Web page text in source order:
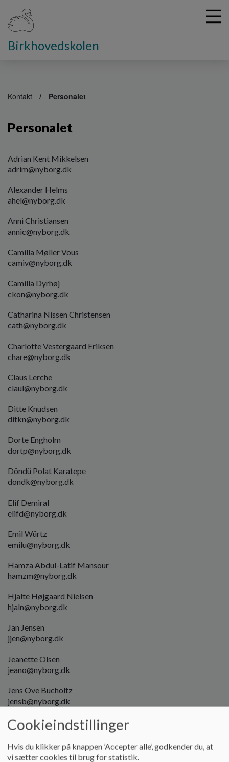
Birkhovedskolen
Kontakt Personalet
Personalet
Adrian Kent Mikkelsen
adrim@nyborg.dk
Alexander Helms
ahel@nyborg.dk
Anni Christiansen
annic@nyborg.dk
Camilla Møller Vous
camiv@nyborg.dk
Camilla Dyrhøj
ckon@nyborg.dk
Catharina Nissen Christensen
cath@nyborg.dk
Charlotte Vestergaard Eriksen
chare@nyborg.dk
Claus Lerche
claul@nyborg.dk
Ditte Knudsen
ditkn@nyborg.dk
Dorte Engholm
dortp@nyborg.dk
Döndü Polat Karatepe
dondk@nyborg.dk
Elif Demiral
elifd@nyborg.dk
Emil Würtz
emilu@nyborg.dk
Hamza Abdul-Latif Mansour
hamzm@nyborg.dk
Hjalte Højgaard Nielsen
hjaln@nyborg.dk
Jan Jensen
jjen@nyborg.dk
Jeanette Olsen
jeano@nyborg.dk
Jens Ove Bucholtz
jensb@nyborg.dk
Katrine Kristensen
kakri @nyborg.dk
Kenneth Dalhoff Jensen
Cookieindstillinger
Hvis du klikker på knappen ’Accepter alle’, godkender du, at
vi sætter cookies til brug for statistik.